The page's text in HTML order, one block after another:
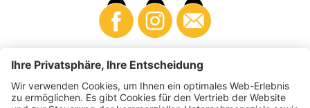
Business Produzenten